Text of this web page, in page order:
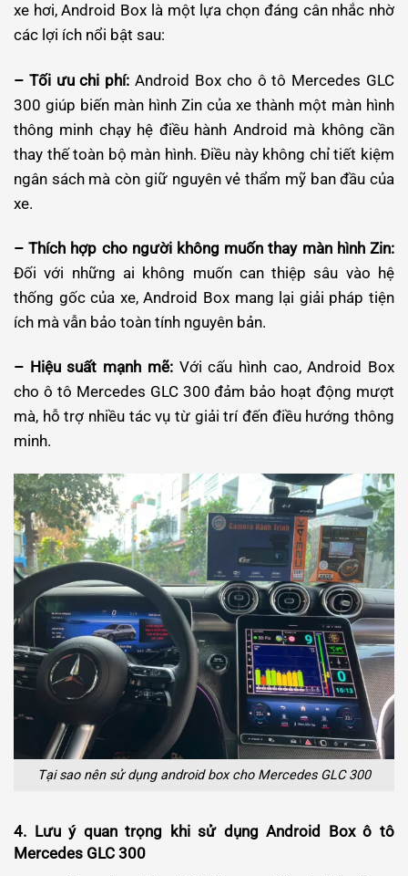
xe hơi, Android Box là một lựa chọn đáng cân nhắc nhờ
các lợi ích nổi bật sau:
– Tối ưu chi phí: Android Box cho ô tô Mercedes GLC
300 giúp biến màn hình Zin của xe thành một màn hình
thông minh chạy hệ điều hành Android mà không cần
thay thế toàn bộ màn hình. Điều này không chỉ tiết kiệm
ngân sách mà còn giữ nguyên vẻ thẩm mỹ ban đầu của
xe.
– Thích hợp cho người không muốn thay màn hình Zin:
Đối với những ai không muốn can thiệp sâu vào hệ
thống gốc của xe, Android Box mang lại giải pháp tiện
ích mà vẫn bảo toàn tính nguyên bản.
– Hiệu suất mạnh mẽ:Với cấu hình cao, Android Box
cho ô tô Mercedes GLC 300 đảm bảo hoạt động mượt
mà, hỗ trợ nhiều tác vụ từ giải trí đến điều hướng thông
minh.
Tại sao nên sử dụng android box cho Mercedes GLC 300
4. Lưu ý quan trọng khi sử dụng Android Box ô tô
Mercedes GLC 300